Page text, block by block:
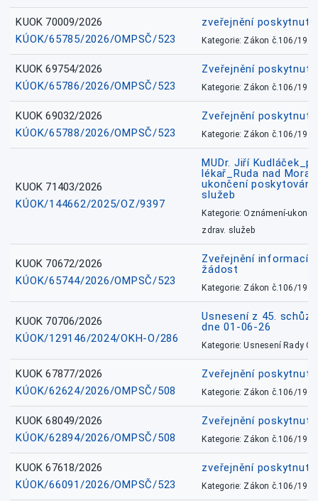
KUOK 70009/2026
KÚOK/65785/2026/OMPSČ/523
zveřejnění
Kategorie: Zákon č.106/1999
KUOK 69754/2026
KÚOK/65786/2026/OMPSČ/523
Zveřejnění
Kategorie: Zákon č.106/1999
KUOK 69032/2026
KÚOK/65788/2026/OMPSČ/523
Zveřejnění
Kategorie: Zákon č.106/1999
KUOK 71403/2026
KÚOK/144662/2025/OZ/9397
MUDr. Jiří
lékař_Ruda nad
ukončení
služeb
Kategorie: Oznámení-
zdrav. služeb
KUOK 70672/2026
KÚOK/65744/2026/OMPSČ/523
Zveřejnění informací
žádost
Kategorie: Zákon č.106/1999
KUOK 70706/2026
KÚOK/129146/2024/OKH-O/286
Usnesení z 45.
dne 01-06-26
Kategorie: Usnesení Rady
KUOK 67877/2026
KÚOK/62624/2026/OMPSČ/508
Zveřejnění
Kategorie: Zákon č.106/1999
KUOK 68049/2026
KÚOK/62894/2026/OMPSČ/508
Zveřejnění
Kategorie: Zákon č.106/1999
KUOK 67618/2026
KÚOK/66091/2026/OMPSČ/523
zveřejnění
Kategorie: Zákon č.106/1999